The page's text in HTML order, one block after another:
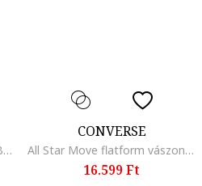
Tasman II nyersbőr papucs, Barna/Rózsaszín
CONVERSE
All Star Move flatform vászoncipő, Fehér
16.599 Ft